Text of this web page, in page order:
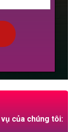
của chúng tôi: